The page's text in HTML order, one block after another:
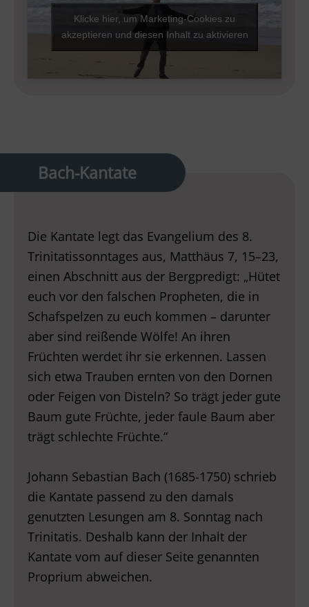
Klicke hier, um Marketing-Cookies zu
akzeptieren und diesen Inhalt zu aktivieren
Bach-Kantate
Die Kantate legt das Evangelium des 8.
Trinitatissonntages aus, Matthäus 7, 15–23,
einen Abschnitt aus der Bergpredigt: „Hütet
euch vor den falschen Propheten, die in
Schafspelzen zu euch kommen – darunter
aber sind reißende Wölfe! An ihren
Früchten werdet ihr sie erkennen. Lassen
sich etwa Trauben ernten von den Dornen
oder Feigen von Disteln? So trägt jeder gute
Baum gute Früchte, jeder faule Baum aber
trägt schlechte Früchte.“
Johann Sebastian Bach (1685-1750) schrieb
die Kantate passend zu den damals
genutzten Lesungen am 8. Sonntag nach
Trinitatis. Deshalb kann der Inhalt der
Kantate vom auf dieser Seite genannten
Proprium abweichen.